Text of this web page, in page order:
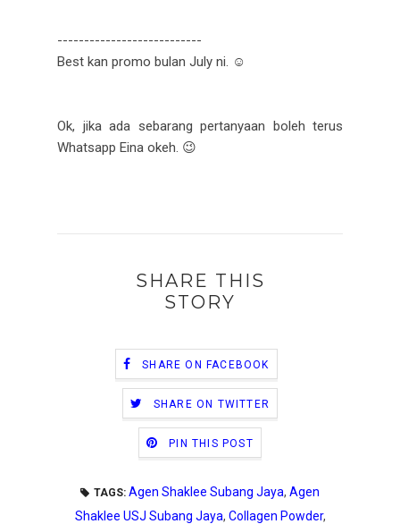
---------------------------
Best kan promo bulan July ni. ☺
Ok, jika ada sebarang pertanyaan boleh terus
Whatsapp Eina okeh. 😉
SHARE THIS
STORY
SHARE ON FACEBOOK
SHARE ON TWITTER
PIN THIS POST
TAGS: Agen Shaklee Subang Jaya, Agen
Shaklee USJ Subang Jaya, Collagen Powder,